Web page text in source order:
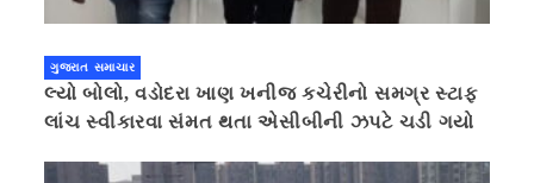
ગુજરાત સમાચાર
લ્યો બોલો, વડોદરા ખાણ ખનીજ કચેરીનો સમગ્ર સ્ટાફ
લાંચ સ્વીકારવા સંમત થતા એસીબીની ઝપટે ચડી ગયો